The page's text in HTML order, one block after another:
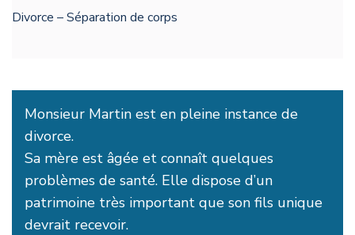
Divorce – Séparation de corps
Monsieur Martin est en pleine instance de
divorce.
Sa mère est âgée et connaît quelques
problèmes de santé. Elle dispose d’un
patrimoine très important que son fils unique
devrait recevoir.